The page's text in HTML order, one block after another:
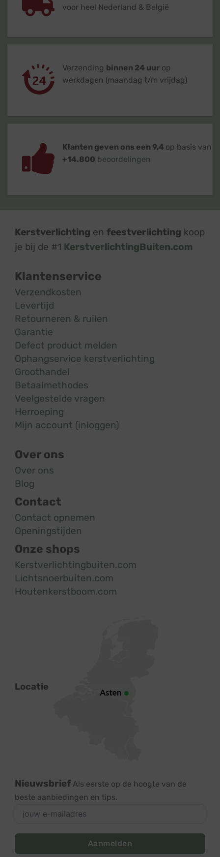
voor heel Nederland & België
Verzending binnen 24 uur op
werkdagen (maandag t/m vrijdag)
Klanten geven ons een 9,4 op basis van
+14.800 beoordelingen
Kerstverlichting en feestverlichting koop
je bij de #1 KerstverlichtingBuiten.com
Klantenservice
Verzendkosten
Levertijd
Retourneren & ruilen
Garantie
Defect product melden
Ophangservice kerstverlichting
Groothandel
Betaalmethodes
Veelgestelde vragen
Herroeping
Mijn account (inloggen)
Over ons
Over ons
Blog
Contact
Contact opnemen
Openingstijden
Onze shops
Kerstverlichtingbuiten.com
Lichtsnoerbuiten.com
Houtenkerstboom.com
Locatie
Nieuwsbrief Als eerste op de hoogte van de
beste aanbiedingen en tips.
Aanmelden